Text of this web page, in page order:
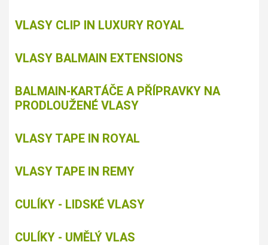
VLASY CLIP IN LUXURY ROYAL
VLASY BALMAIN EXTENSIONS
BALMAIN-KARTÁČE A PŘÍPRAVKY NA
PRODLOUŽENÉ VLASY
VLASY TAPE IN ROYAL
VLASY TAPE IN REMY
CULÍKY - LIDSKÉ VLASY
CULÍKY - UMĚLÝ VLAS